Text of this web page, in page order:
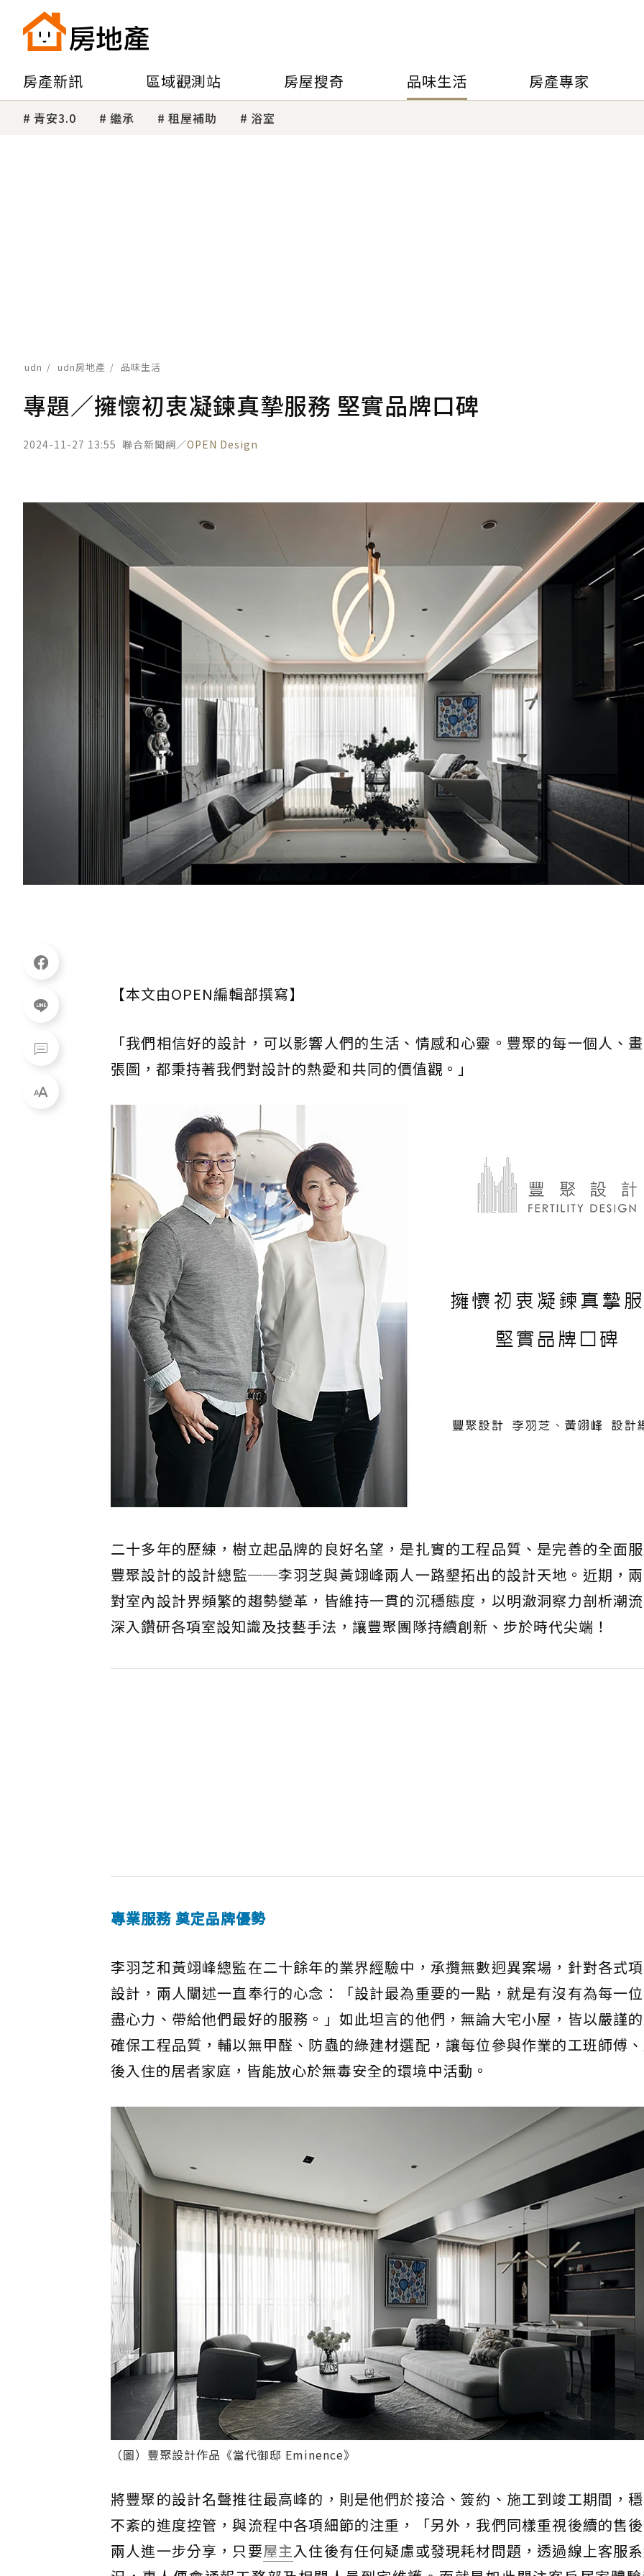
房產新訊 區域觀測站 房屋搜奇 品味生活 房產專家
青安3.0 繼承 租屋補助 浴室
udn udn房地產 品味生活
專題／擁懷初衷凝鍊真摯服務 堅實品牌口碑
2024-11-27 13:55 聯合新聞網／OPEN Design
【本文由OPEN編輯部撰寫】
「我們相信好的設計，可以影響人們的生活、情感和心靈。豐聚的每一個人、
張圖，都秉持著我們對設計的熱愛和共同的價值觀。」
二十多年的歷練，樹立起品牌的良好名望，是扎實的工程品質、是完善的全面
豐聚設計的設計總監──李羽芝與黃翊峰兩人一路墾拓出的設計天地。近期，
對室內設計界頻繁的趨勢變革，皆維持一貫的沉穩態度，以明澈洞察力剖析潮
深入鑽研各項室設知識及技藝手法，讓豐聚團隊持續創新、步於時代尖端！
專業服務 奠定品牌優勢
李羽芝和黃翊峰總監在二十餘年的業界經驗中，承攬無數迥異案場，針對各式
設計，兩人闡述一直奉行的心念：「設計最為重要的一點，就是有沒有為每一
盡心力、帶給他們最好的服務。」如此坦言的他們，無論大宅小屋，皆以嚴謹
確保工程品質，輔以無甲醛、防蟲的綠建材選配，讓每位參與作業的工班師傅
後入住的居者家庭，皆能放心於無毒安全的環境中活動。
（圖）豐聚設計作品《當代御邸 Eminence》
將豐聚的設計名聲推往最高峰的，則是他們於接洽、簽約、施工到竣工期間，
不紊的進度控管，與流程中各項細節的注重，「另外，我們同樣重視後續的售
兩人進一步分享，只要屋主入住後有任何疑慮或發現耗材問題，透過線上客服